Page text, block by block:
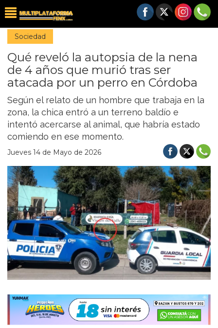
Sociedad
Qué reveló la autopsia de la nena
de 4 años que murió tras ser
atacada por un perro en Córdoba
Según el relato de un hombre que trabaja en la
zona, la chica entró a un terreno baldío e
intentó acercarse al animal, que habría estado
comiendo en ese momento.
Jueves 14 de Mayo de 2026